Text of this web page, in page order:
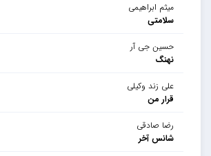
میثم ابراهیمی
سلامتی
حسین جی آر
نهنگ
علی زند وکیلی
قرار من
رضا صادقی
شانس آخر